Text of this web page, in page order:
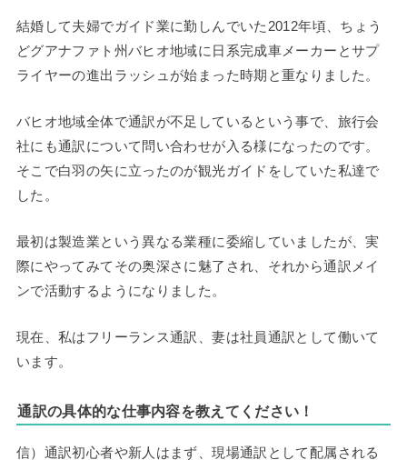
結婚して夫婦でガイド業に勤しんでいた2012年頃、ちょう
どグアナファト州バヒオ地域に日系完成車メーカーとサプ
ライヤーの進出ラッシュが始まった時期と重なりました。
バヒオ地域全体で通訳が不足しているという事で、旅行会
社にも通訳について問い合わせが入る様になったのです。
そこで白羽の矢に立ったのが観光ガイドをしていた私達で
した。
最初は製造業という異なる業種に委縮していましたが、実
際にやってみてその奥深さに魅了され、それから通訳メイ
ンで活動するようになりました。
現在、私はフリーランス通訳、妻は社員通訳として働いて
います。
通訳の具体的な仕事内容を教えてください！
信）通訳初心者や新人はまず、現場通訳として配属される